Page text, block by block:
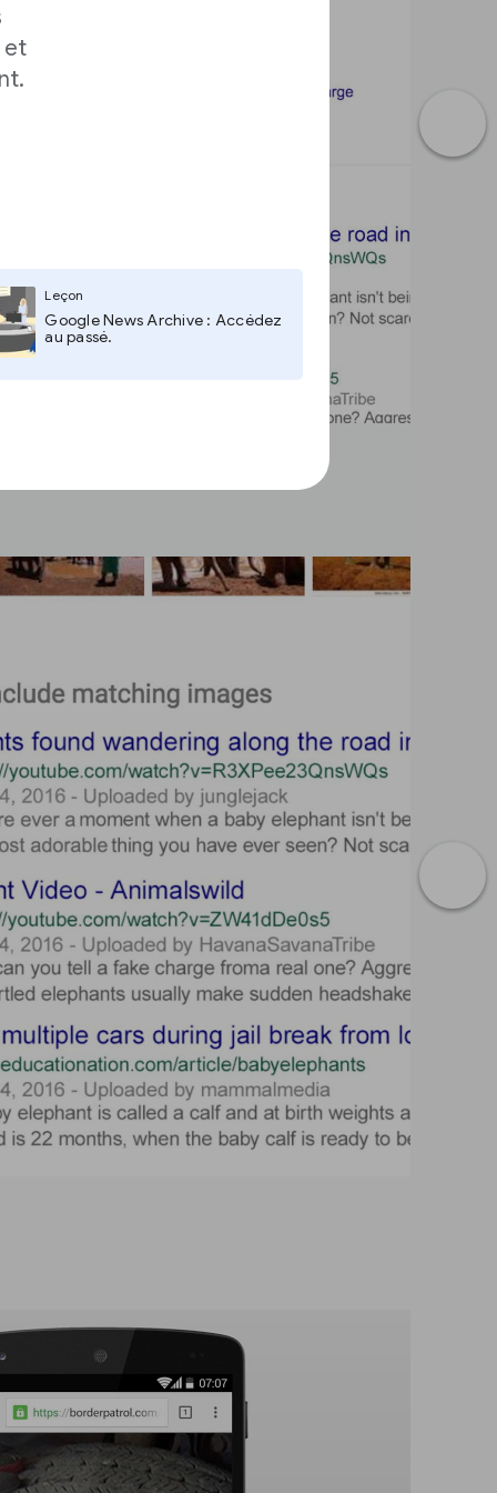
et
Leçon
Google News Archive : Accédez
au passé.